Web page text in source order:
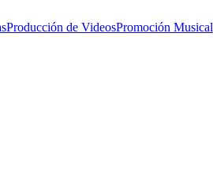
Producción de VideosPromoción Musical